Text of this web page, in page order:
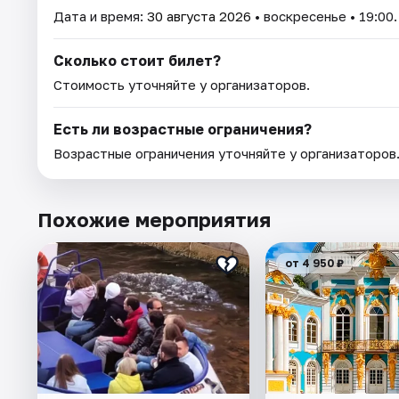
Дата и время: 30 августа 2026 • воскресенье • 19:00.
Сколько стоит билет?
Стоимость уточняйте у организаторов.
Есть ли возрастные ограничения?
Возрастные ограничения уточняйте у организаторов.
Похожие мероприятия
от 4 950 ₽